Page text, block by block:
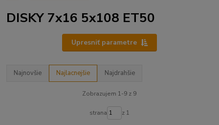
DISKY 7x16 5x108 ET50
Upresniť parametre
Najnovšie Najlacnejšie Najdrahšie
Zobrazujem 1-9 z 9
strana z 1